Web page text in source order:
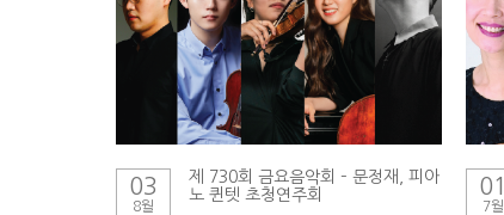
03
8월
제 730회 금요음악회 – 문정재, 피아
노 퀸텟 초청연주회
01
7월